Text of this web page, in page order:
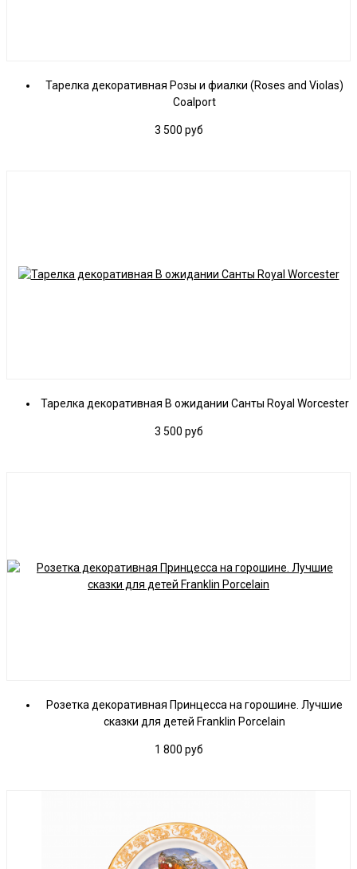
Тарелка декоративная Розы и фиалки (Roses and Violas)
Coalport
3 500 руб
Тарелка декоративная В ожидании Санты Royal Worcester
3 500 руб
Розетка декоративная Принцесса на горошине. Лучшие
сказки для детей Franklin Porcelain
1 800 руб